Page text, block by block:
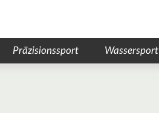
Präzisionssport Wassersport